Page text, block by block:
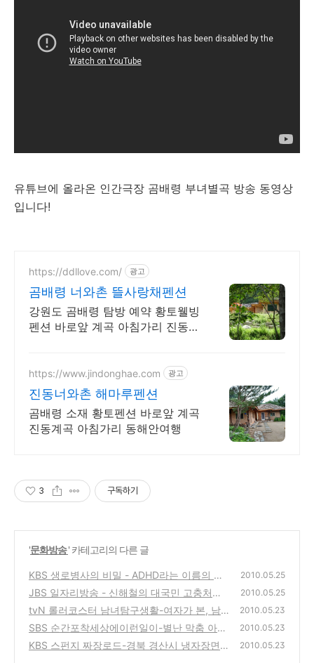
유튜브에 올라온 인간극장 곰배령 부녀별곡 방송 동영상
입니다!
https://ddllove.com/ 광고
곰배령 너와촌 뜰사랑채펜션
강원도 곰배령 탐방 예약 황토웰빙
펜션 바로앞 계곡 아침가리 진동계
https://www.jindonghae.com 광고
진동너와촌 해마루펜션
곰배령 소재 황토펜션 바로앞 계곡
진동계곡 아침가리 동해안여행
3 구독하기
'문화방송' 카테고리의 다른 글
KBS 생로병사의 비밀 - ADHD라는 이름의 특
별한 아이들
(0)
2010.05.25
JBS 일자리방송 - 신해철의 대국민 고충처리
반
(2)
2010.05.25
tvN 롤러코스터 남녀탐구생활-여자가 본, 남
자친구가 정 떨어질때는 언제일까?
(0)
2010.05.23
SBS 순간포착세상에이런일이-별난 막춤 아저
씨,나만의 축구응원,홍어집 반짝이 아줌마,성
2010.05.23
KBS 스펀지 짜장로드-경북 경산시 냉자장면,
2010.05.23